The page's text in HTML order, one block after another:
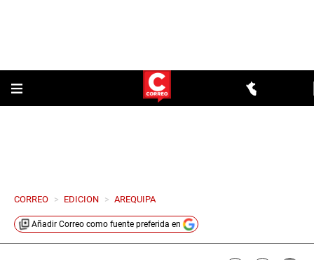
CORREO > EDICION > AREQUIPA
Añadir Correo como fuente preferida en